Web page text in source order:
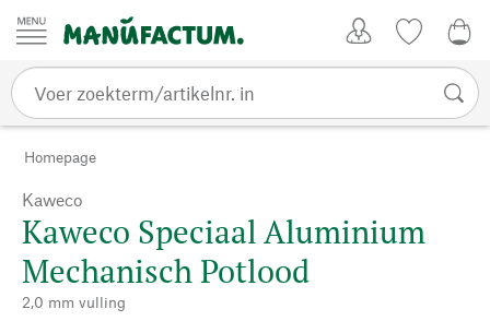
Passer au contenu
Homepage
Kaweco
Kaweco Speciaal Aluminium
Mechanisch Potlood
2,0 mm vulling